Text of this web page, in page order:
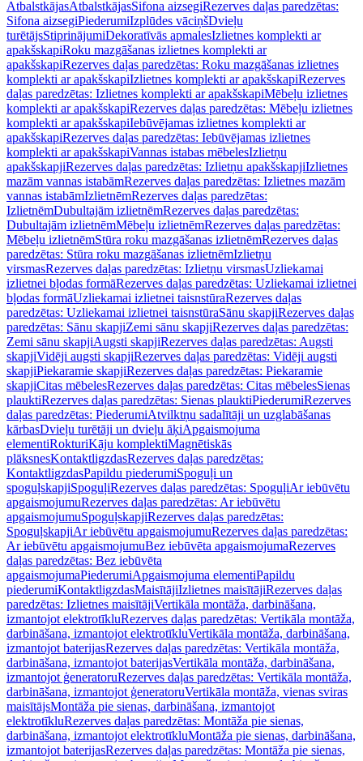
AtbalstkājasAtbalstkājasSifona aizsegiRezerves daļas paredzētas:
Sifona aizsegiPiederumiIzplūdes vāciņšDvieļu
turētājsStiprinājumiDekoratīvās apmalesIzlietnes komplekti ar
apakšskapiRoku mazgāšanas izlietnes komplekti ar
apakšskapiRezerves daļas paredzētas: Roku mazgāšanas izlietnes
komplekti ar apakšskapiIzlietnes komplekti ar apakšskapiRezerves
daļas paredzētas: Izlietnes komplekti ar apakšskapiMēbeļu izlietnes
komplekti ar apakšskapiRezerves daļas paredzētas: Mēbeļu izlietnes
komplekti ar apakšskapiIebūvējamas izlietnes komplekti ar
apakšskapiRezerves daļas paredzētas: Iebūvējamas izlietnes
komplekti ar apakšskapiVannas istabas mēbelesIzlietņu
apakšskapjiRezerves daļas paredzētas: Izlietņu apakšskapjiIzlietnes
mazām vannas istabāmRezerves daļas paredzētas: Izlietnes mazām
vannas istabāmIzlietnēmRezerves daļas paredzētas:
IzlietnēmDubultajām izlietnēmRezerves daļas paredzētas:
Dubultajām izlietnēmMēbeļu izlietnēmRezerves daļas paredzētas:
Mēbeļu izlietnēmStūra roku mazgāšanas izlietnēmRezerves daļas
paredzētas: Stūra roku mazgāšanas izlietnēmIzlietņu
virsmasRezerves daļas paredzētas: Izlietņu virsmasUzliekamai
izlietnei bļodas formāRezerves daļas paredzētas: Uzliekamai izlietnei
bļodas formāUzliekamai izlietnei taisnstūraRezerves daļas
paredzētas: Uzliekamai izlietnei taisnstūraSānu skapjiRezerves daļas
paredzētas: Sānu skapjiZemi sānu skapjiRezerves daļas paredzētas:
Zemi sānu skapjiAugsti skapjiRezerves daļas paredzētas: Augsti
skapjiVidēji augsti skapjiRezerves daļas paredzētas: Vidēji augsti
skapjiPiekaramie skapjiRezerves daļas paredzētas: Piekaramie
skapjiCitas mēbelesRezerves daļas paredzētas: Citas mēbelesSienas
plauktiRezerves daļas paredzētas: Sienas plauktiPiederumiRezerves
daļas paredzētas: PiederumiAtvilktņu sadalītāji un uzglabāšanas
kārbasDvieļu turētāji un dvieļu āķiApgaismojuma
elementiRokturiKāju komplektiMagnētiskās
plāksnesKontaktligzdasRezerves daļas paredzētas:
KontaktligzdasPapildu piederumiSpoguļi un
spoguļskapjiSpoguļiRezerves daļas paredzētas: SpoguļiAr iebūvētu
apgaismojumuRezerves daļas paredzētas: Ar iebūvētu
apgaismojumuSpoguļskapjiRezerves daļas paredzētas:
SpoguļskapjiAr iebūvētu apgaismojumuRezerves daļas paredzētas:
Ar iebūvētu apgaismojumuBez iebūvēta apgaismojumaRezerves
daļas paredzētas: Bez iebūvēta
apgaismojumaPiederumiApgaismojuma elementiPapildu
piederumiKontaktligzdasMaisītājiIzlietnes maisītājiRezerves daļas
paredzētas: Izlietnes maisītājiVertikāla montāža, darbināšana,
izmantojot elektrotīkluRezerves daļas paredzētas: Vertikāla montāža,
darbināšana, izmantojot elektrotīkluVertikāla montāža, darbināšana,
izmantojot baterijasRezerves daļas paredzētas: Vertikāla montāža,
darbināšana, izmantojot baterijasVertikāla montāža, darbināšana,
izmantojot ģeneratoruRezerves daļas paredzētas: Vertikāla montāža,
darbināšana, izmantojot ģeneratoruVertikāla montāža, vienas sviras
maisītājsMontāža pie sienas, darbināšana, izmantojot
elektrotīkluRezerves daļas paredzētas: Montāža pie sienas,
darbināšana, izmantojot elektrotīkluMontāža pie sienas, darbināšana,
izmantojot baterijasRezerves daļas paredzētas: Montāža pie sienas,